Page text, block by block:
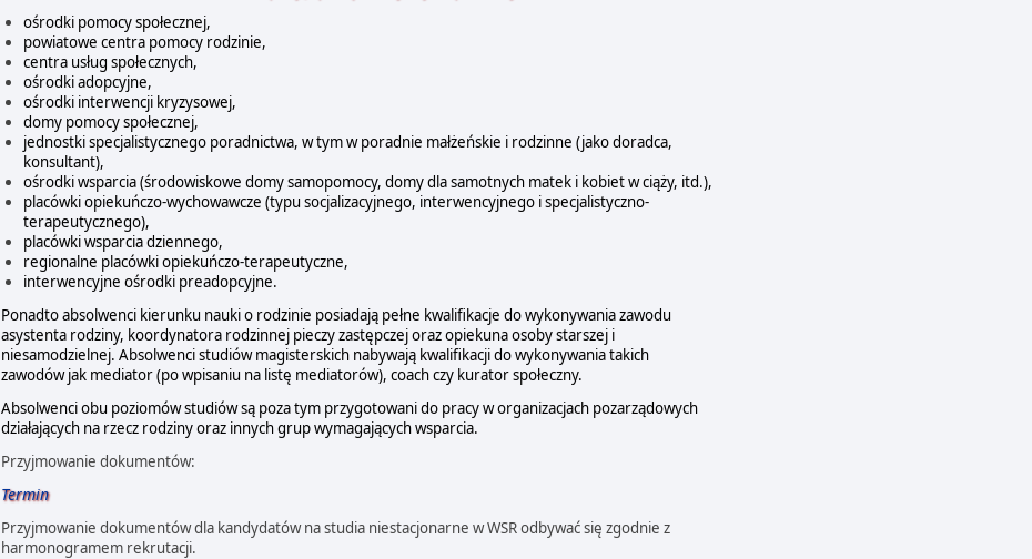
ośrodki pomocy społecznej,
powiatowe centra pomocy rodzinie,
centra usług społecznych,
ośrodki adopcyjne,
ośrodki interwencji kryzysowej,
domy pomocy społecznej,
jednostki specjalistycznego poradnictwa, w tym w poradnie małżeńskie i rodzinne (jako doradca,
konsultant),
ośrodki wsparcia (środowiskowe domy samopomocy, domy dla samotnych matek i kobiet w ciąży, itd.),
placówki opiekuńczo-wychowawcze (typu socjalizacyjnego, interwencyjnego i specjalistyczno-
terapeutycznego),
placówki wsparcia dziennego,
regionalne placówki opiekuńczo-terapeutyczne,
interwencyjne ośrodki preadopcyjne.
Ponadto absolwenci kierunku nauki o rodzinie posiadają pełne kwalifikacje do wykonywania zawodu
asystenta rodziny, koordynatora rodzinnej pieczy zastępczej oraz opiekuna osoby starszej i
niesamodzielnej. Absolwenci studiów magisterskich nabywają kwalifikacji do wykonywania takich
zawodów jak mediator (po wpisaniu na listę mediatorów), coach czy kurator społeczny.
Absolwenci obu poziomów studiów są poza tym przygotowani do pracy w organizacjach pozarządowych
działających na rzecz rodziny oraz innych grup wymagających wsparcia.
Przyjmowanie dokumentów:
Termin
Przyjmowanie dokumentów dla kandydatów na studia niestacjonarne w WSR odbywać się zgodnie z
harmonogramem rekrutacji.